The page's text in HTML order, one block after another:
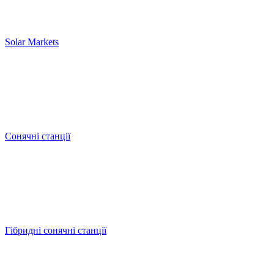
Solar Markets
Сонячні станції
Гібридні сонячні станції